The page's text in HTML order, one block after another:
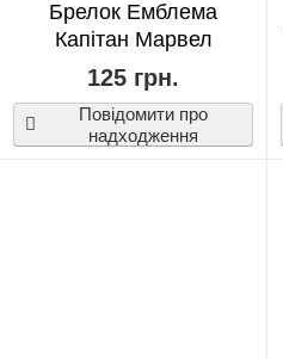
Брелок Емблема
Капітан Марвел
125 грн.
Повідомити про
надходження